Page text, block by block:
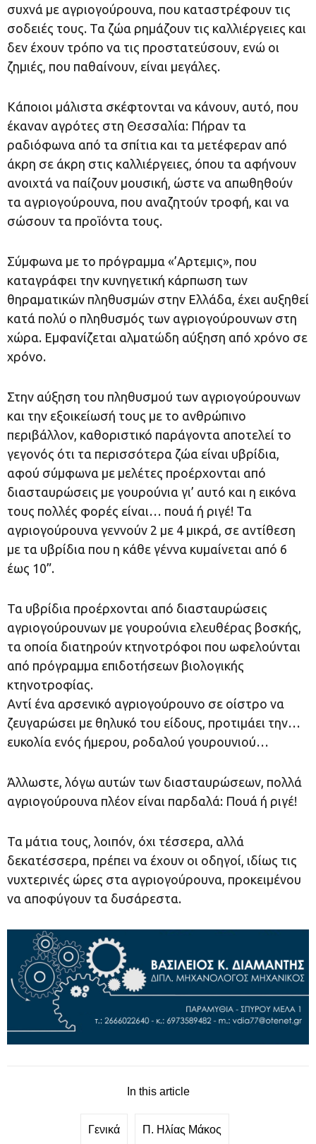
συχνά με αγριογούρουνα, που καταστρέφουν τις
σοδειές τους. Τα ζώα ρημάζουν τις καλλιέργειες και
δεν έχουν τρόπο να τις προστατεύσουν, ενώ οι
ζημιές, που παθαίνουν, είναι μεγάλες.
Κάποιοι μάλιστα σκέφτονται να κάνουν, αυτό, που
έκαναν αγρότες στη Θεσσαλία: Πήραν τα
ραδιόφωνα από τα σπίτια και τα μετέφεραν από
άκρη σε άκρη στις καλλιέργειες, όπου τα αφήνουν
ανοιχτά να παίζουν μουσική, ώστε να απωθηθούν
τα αγριογούρουνα, που αναζητούν τροφή, και να
σώσουν τα προϊόντα τους.
Σύμφωνα με το πρόγραμμα «’Αρτεμις», που
καταγράφει την κυνηγετική κάρπωση των
θηραματικών πληθυσμών στην Ελλάδα, έχει αυξηθεί
κατά πολύ ο πληθυσμός των αγριογούρουνων στη
χώρα. Εμφανίζεται αλματώδη αύξηση από χρόνο σε
χρόνο.
Στην αύξηση του πληθυσμού των αγριογούρουνων
και την εξοικείωσή τους με το ανθρώπινο
περιβάλλον, καθοριστικό παράγοντα αποτελεί το
γεγονός ότι τα περισσότερα ζώα είναι υβρίδια,
αφού σύμφωνα με μελέτες προέρχονται από
διασταυρώσεις με γουρούνια γι’ αυτό και η εικόνα
τους πολλές φορές είναι… πουά ή ριγέ! Τα
αγριογούρουνα γεννούν 2 με 4 μικρά, σε αντίθεση
με τα υβρίδια που η κάθε γέννα κυμαίνεται από 6
έως 10”.
Τα υβρίδια προέρχονται από διασταυρώσεις
αγριογούρουνων με γουρούνια ελευθέρας βοσκής,
τα οποία διατηρούν κτηνοτρόφοι που ωφελούνται
από πρόγραμμα επιδοτήσεων βιολογικής
κτηνοτροφίας.
Αντί ένα αρσενικό αγριογούρουνο σε οίστρο να
ζευγαρώσει με θηλυκό του είδους, προτιμάει την…
ευκολία ενός ήμερου, ροδαλού γουρουνιού…
Άλλωστε, λόγω αυτών των διασταυρώσεων, πολλά
αγριογούρουνα πλέον είναι παρδαλά: Πουά ή ριγέ!
Τα μάτια τους, λοιπόν, όχι τέσσερα, αλλά
δεκατέσσερα, πρέπει να έχουν οι οδηγοί, ιδίως τις
νυχτερινές ώρες στα αγριογούρουνα, προκειμένου
να αποφύγουν τα δυσάρεστα.
In this article
Γενικά Π. Ηλίας Μάκος